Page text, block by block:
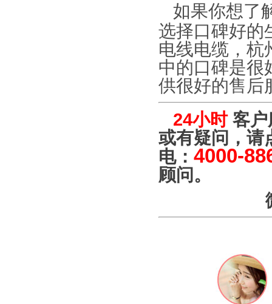
如果你想了
选择口碑好的
电线电缆，杭
中的口碑是很
供很好的售后
24小时客户
或有疑问，请
电： 4000-
顾问。